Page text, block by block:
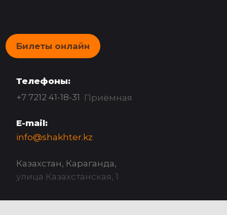
Билеты онлайн
Телефоны:
+7 7212 41-18-31 Приёмная
E-mail:
info@shakhter.kz
Казахстан, Караганда,
улица Казахстанская, 1